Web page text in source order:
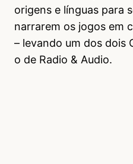
origens e línguas para
narrarem os jogos em
– levando um dos dois
o de Radio & Audio.